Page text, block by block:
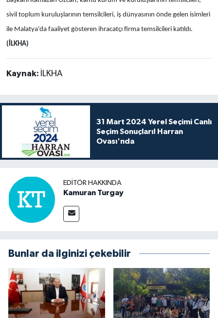
sivil toplum kuruluşlarının temsilcileri, iş dünyasının önde gelen isimleri
ile Malatya'da faaliyet gösteren ihracatçı firma temsilcileri katıldı.
(İLKHA)
Kaynak: İLKHA
31 Mart 2024 Yerel Seçimi Canlı
Seçim Sonuçları! Harran
Ovası'nda
EDITÖR HAKKINDA
Kamuran Turgay
Bunlar da ilginizi çekebilir